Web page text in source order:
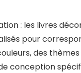
: les livres
pour
des thèmes
conception